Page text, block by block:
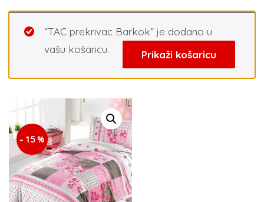
“TAC prekrivac Barkok” je dodano u
vašu košaricu.
Prikaži košaricu
- 15 %